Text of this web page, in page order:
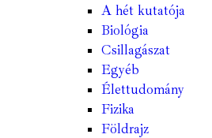
A hét kutatója
Biológia
Csillagászat
Egyéb
Élettudomány
Fizika
Földrajz